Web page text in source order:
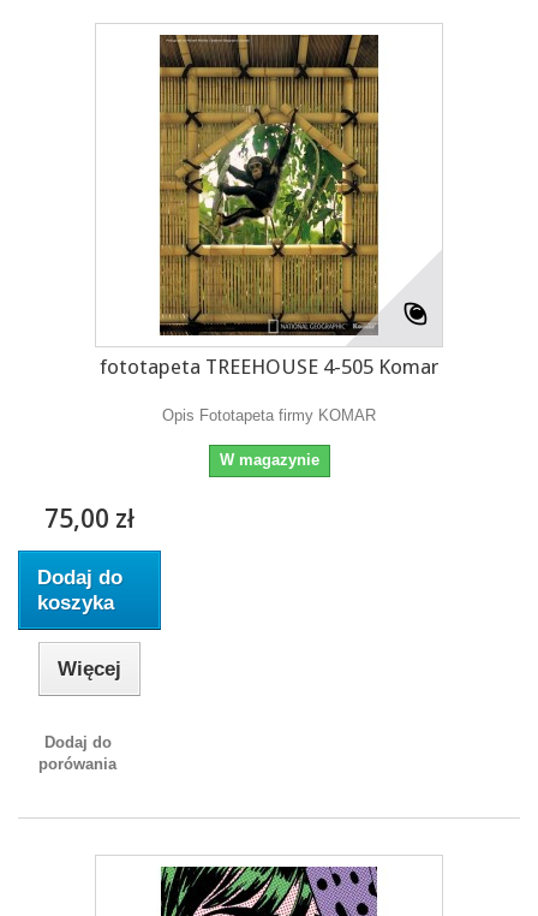
fototapeta TREEHOUSE 4-505 Komar
Opis Fototapeta firmy KOMAR
W magazynie
75,00 zł
Dodaj do
koszyka
Więcej
Dodaj do
porówania